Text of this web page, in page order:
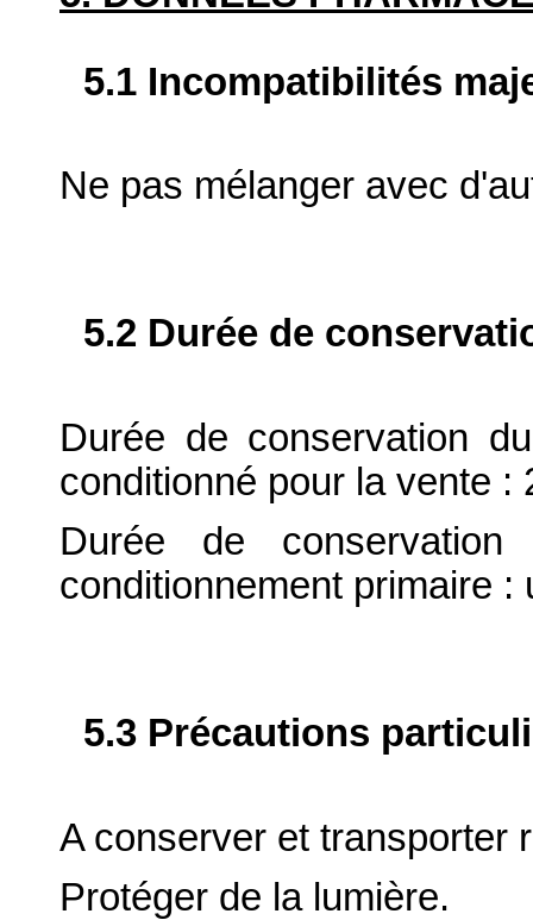
5.1 Incompatibilités
Ne pas mélanger avec
5.2 Durée de
Durée de conservation
conditionné pour la vente :
Durée de
conditionnement primaire :
5.3 Précautions
A conserver et transporter
Protéger de la lumière.